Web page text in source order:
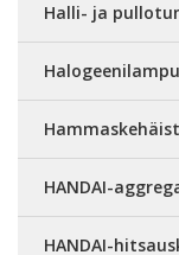
Halli- ja
HANDAI-
HANDAI-